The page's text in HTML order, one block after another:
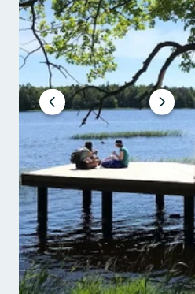
Edellinen
dia
dia